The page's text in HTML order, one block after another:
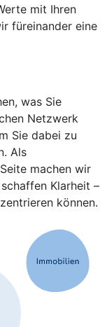
mit Ihren
füreinander eine
was Sie
Netzwerk
Sie dabei zu
Als
machen wir
Klarheit –
können.